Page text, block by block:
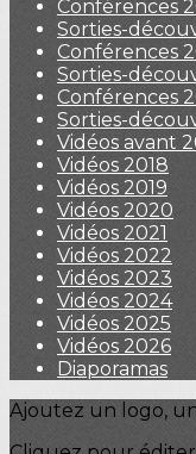
Conférences
Sorties-
Conférences
Sorties-
Conférences
Sorties-
Vidéos avant
Vidéos 2018
Vidéos 2019
Vidéos 2020
Vidéos 2021
Vidéos 2022
Vidéos 2023
Vidéos 2024
Vidéos 2025
Vidéos 2026
Diaporamas
Ajoutez un logo,